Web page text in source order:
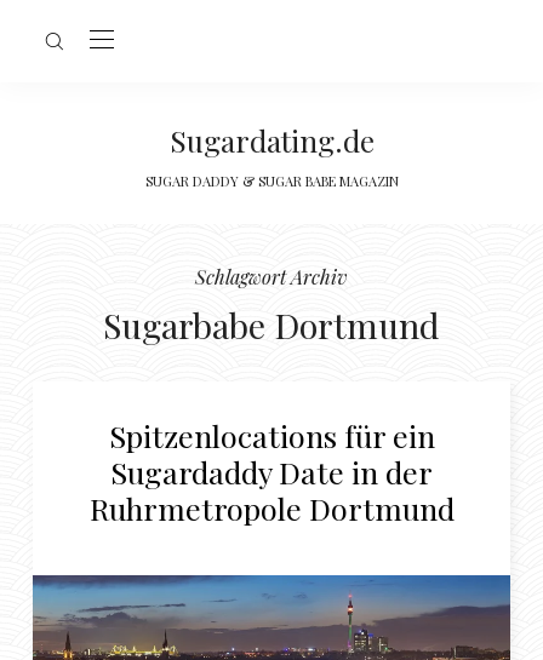
Sugardating.de
SUGAR DADDY & SUGAR BABE MAGAZIN
Schlagwort Archiv
Sugarbabe Dortmund
Spitzenlocations für ein
Sugardaddy Date in der
Ruhrmetropole Dortmund